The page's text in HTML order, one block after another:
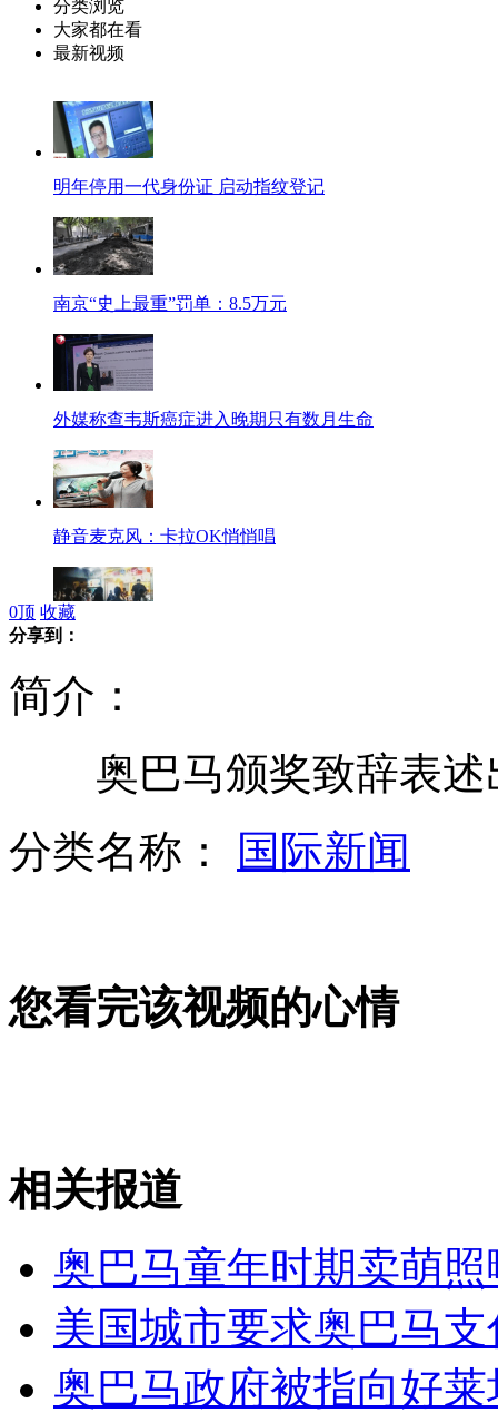
分类浏览
大家都在看
最新视频
明年停用一代身份证 启动指纹登记
南京“史上最重”罚单：8.5万元
外媒称查韦斯癌症进入晚期只有数月生命
静音麦克风：卡拉OK悄悄唱
江西万载暴雨致村民被困河中央
实拍：5岁狗妈妈哺育三只猫宝宝
山西运城恶犬咬伤多人 警民合力深夜将其击毙
0顶 收藏
分享到：
简介：
奥巴马颁奖致辞表述
分类名称：
国际新闻
您看完该视频的心情
相关报道
奥巴马童年时期卖萌照
美国城市要求奥巴马
奥巴马政府被指向好